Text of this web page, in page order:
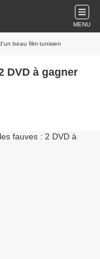
MENU
beau film tunisien
DVD à gagner